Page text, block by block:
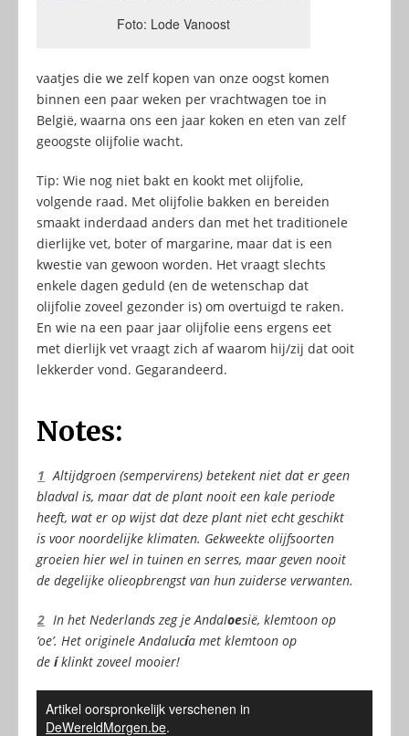
Foto: Lode Vanoost
vaatjes die we zelf kopen van onze oogst komen
binnen een paar weken per vrachtwagen toe in
België, waarna ons een jaar koken en eten van zelf
geoogste olijfolie wacht.
Tip: Wie nog niet bakt en kookt met olijfolie,
volgende raad. Met olijfolie bakken en bereiden
smaakt inderdaad anders dan met het traditionele
dierlijke vet, boter of margarine, maar dat is een
kwestie van gewoon worden. Het vraagt slechts
enkele dagen geduld (en de wetenschap dat
olijfolie zoveel gezonder is) om overtuigd te raken.
En wie na een paar jaar olijfolie eens ergens eet
met dierlijk vet vraagt zich af waarom hij/zij dat ooit
lekkerder vond. Gegarandeerd.
Notes:
1 Altijdgroen (sempervirens) betekent niet dat er geen
bladval is, maar dat de plant nooit een kale periode
heeft, wat er op wijst dat deze plant niet echt geschikt
is voor noordelijke klimaten. Gekweekte olijfsoorten
groeien hier wel in tuinen en serres, maar geven nooit
de degelijke olieopbrengst van hun zuiderse verwanten.
2 In het Nederlands zeg je Andaloesië, klemtoon op
‘oe’. Het originele Andalucía met klemtoon op
de íklinkt zoveel mooier!
Artikel oorspronkelijk verschenen in
DeWereldMorgen.be.